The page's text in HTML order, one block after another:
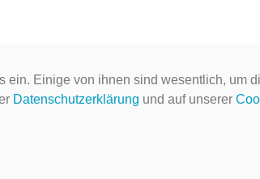
ein. Einige von ihnen sind wesentlich, um
Datenschutzerklärung und auf unserer